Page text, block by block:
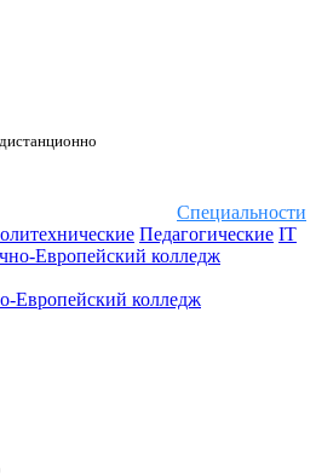
Специальности
Педагогические IT
Европейский колледж